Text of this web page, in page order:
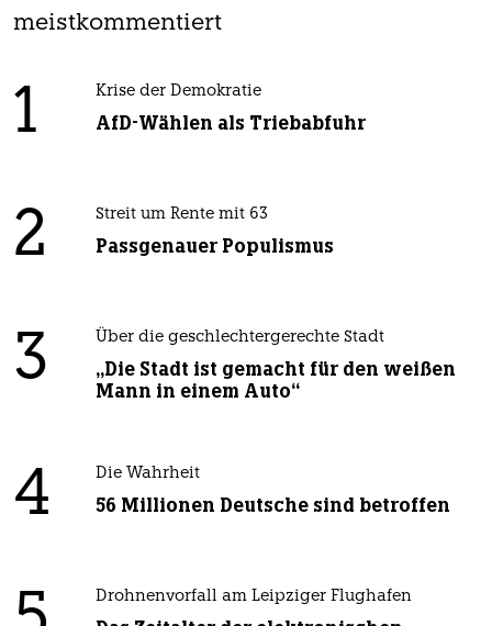
meistkommentiert
1 Krise der Demokratie
AfD-Wählen als Triebabfuhr
2 Streit um Rente mit 63
Passgenauer Populismus
3 Über die geschlechtergerechte Stadt
„Die Stadt ist gemacht für den weißen
Mann in einem Auto“
4 Die Wahrheit
56 Millionen Deutsche sind betroffen
Drohnenvorfall am Leipziger Flughafen